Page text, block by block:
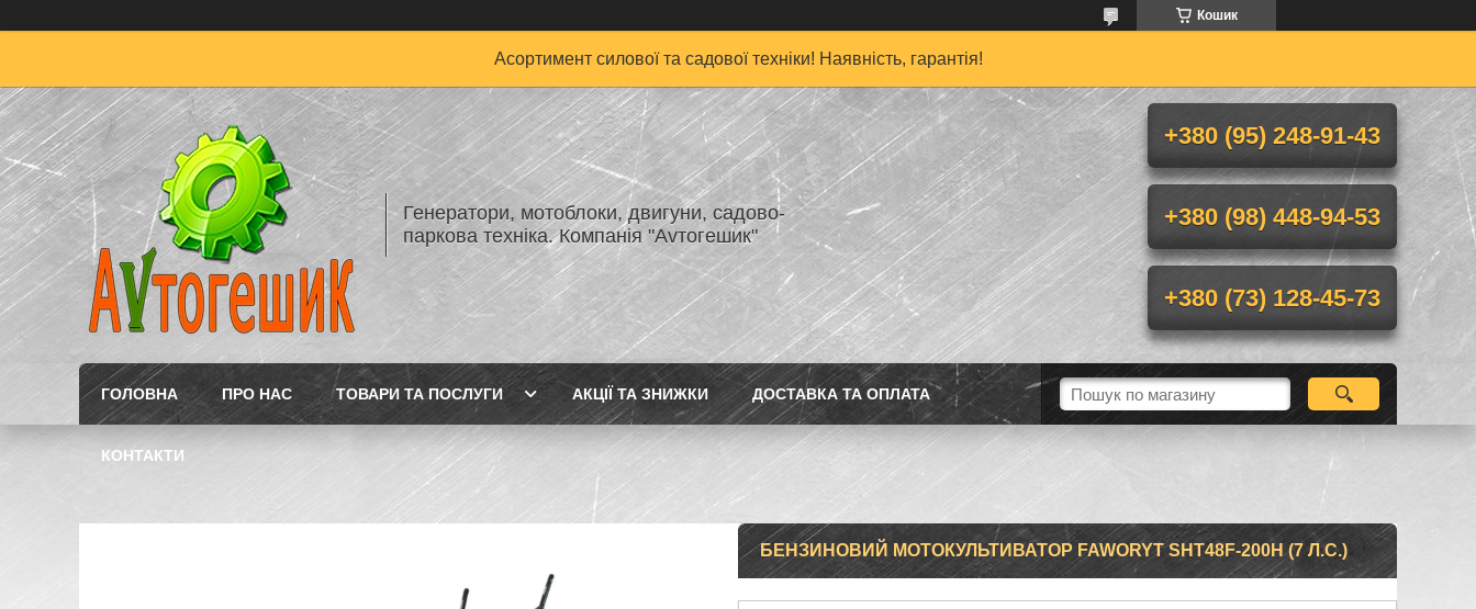
Кошик
Асортимент силової та садової техніки! Наявність, гарантія!
Генератори, мотоблоки, двигуни, садово-
паркова техніка. Компанія "Аvтогешик"
+380 (95) 248-91-43
+380 (98) 448-94-53
+380 (73) 128-45-73
ГОЛОВНА ПРО НАС ТОВАРИ ТА ПОСЛУГИ АКЦІЇ ТА ЗНИЖКИ ДОСТАВКА ТА ОПЛАТА
КОНТАКТИ
БЕНЗИНОВИЙ МОТОКУЛЬТИВАТОР FAWORYT SHT48F-200H (7 Л.С.)